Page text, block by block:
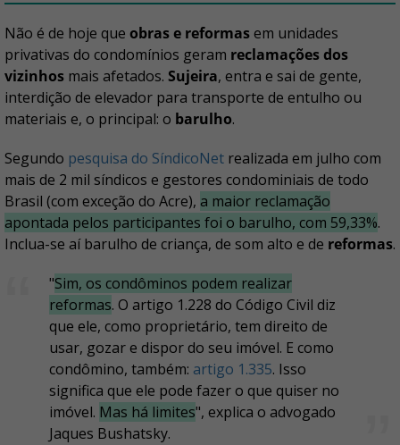
Não é de hoje que obras e reformasem unidades
privativas do condomínios geram reclamações dos
vizinhos mais afetados. Sujeira, entra e sai de gente,
interdição de elevador para transporte de entulho ou
materiais e, o principal: o barulho.
Segundo pesquisa do SíndicoNet realizada em julho com
mais de 2 mil síndicos e gestores condominiais de todo
Brasil (com exceção do Acre), a maior reclamação
apontada pelos participantes foi o barulho, com 59,33%.
Inclua-se aí barulho de criança, de som alto e de reformas.
"Sim, os condôminos podem realizar
reformas. O artigo 1.228 do Código Civil diz
que ele, como proprietário, tem direito de
usar, gozar e dispor do seu imóvel. E como
condômino, também: artigo 1.335. Isso
significa que ele pode fazer o que quiser no
imóvel. Mas há limites", explica o advogado
Jaques Bushatsky.